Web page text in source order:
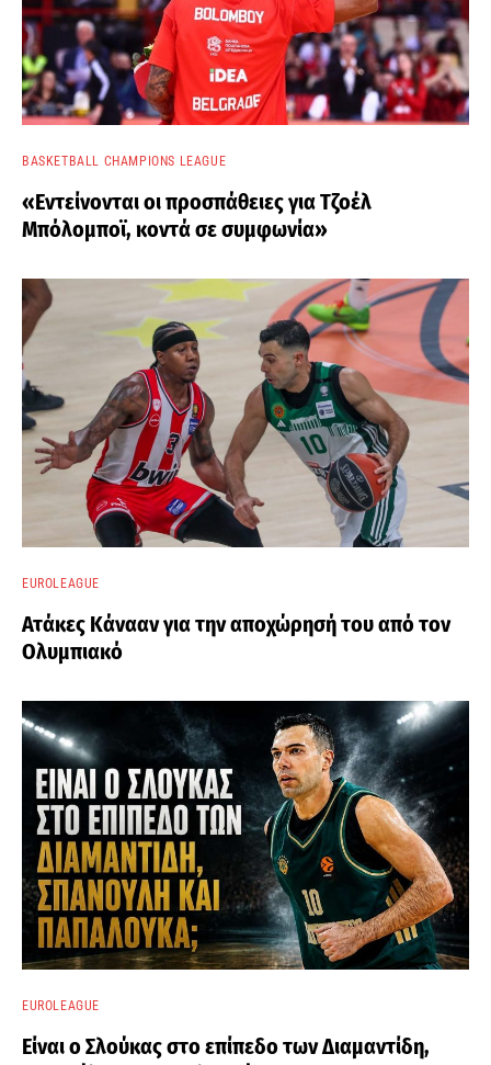
BASKETBALL CHAMPIONS LEAGUE
«Εντείνονται οι προσπάθειες για Τζοέλ
Μπόλομποϊ, κοντά σε συμφωνία»
EUROLEAGUE
Ατάκες Κάνααν για την αποχώρησή του από τον
Ολυμπιακό
EUROLEAGUE
Είναι ο Σλούκας στο επίπεδο των Διαμαντίδη,